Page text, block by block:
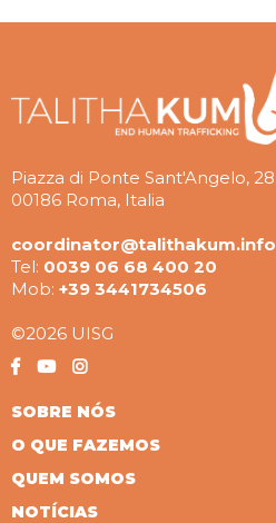
Piazza di Ponte Sant'Angelo, 28
00186 Roma, Italia
coordinator@talithakum.info
Tel: 0039 06 68 400 20
Mob: +39 3441734506
©2026 UISG
SOBRE NÓS
O QUE FAZEMOS
QUEM SOMOS
NOTÍCIAS